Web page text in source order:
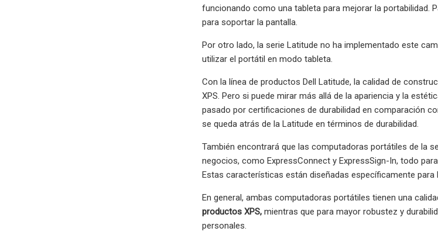
funcionando como una tableta para mejorar la portabilidad.
para soportar la pantalla.
Por otro lado, la serie Latitude no ha implementado este
utilizar el portátil en modo tableta.
Con la línea de productos Dell Latitude, la calidad de
XPS. Pero si puede mirar más allá de la apariencia y la
pasado por certificaciones de durabilidad en comparación
se queda atrás de la Latitude en términos de durabilidad.
También encontrará que las computadoras portátiles de la
negocios, como ExpressConnect y ExpressSign-In, todo
Estas características están diseñadas específicamente para
En general, ambas computadoras portátiles tienen una
productos XPS, mientras que para mayor robustez y
personales.